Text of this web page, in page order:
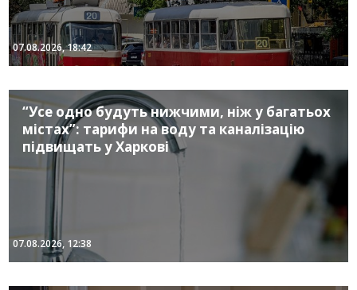
07.08.2026, 18:42
“Усе одно будуть нижчими, ніж у багатьох
містах”: тарифи на воду та каналізацію
підвищать у Харкові
07.08.2026, 12:38